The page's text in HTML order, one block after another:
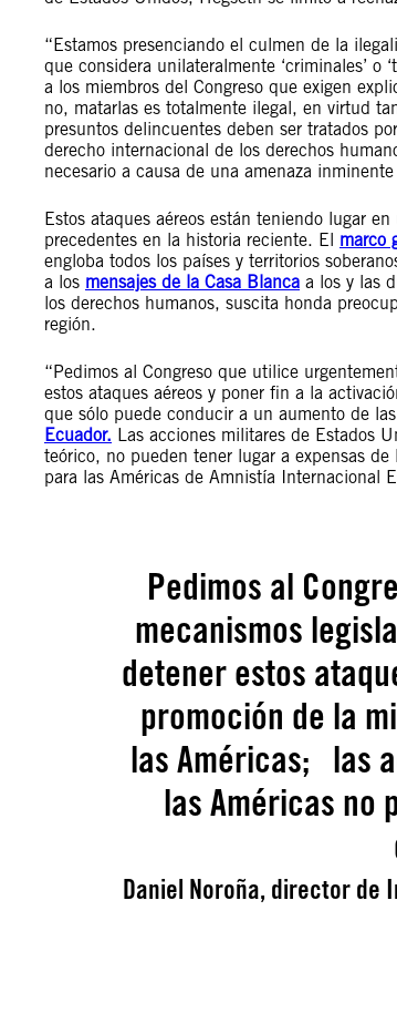
“Estamos presenciando el culmen de la
que considera unilateralmente ‘criminales’ o
a los miembros del Congreso que exigen
no, matarlas es totalmente ilegal, en virtud
presuntos delincuentes deben ser tratados
derecho internacional de los derechos
necesario a causa de una amenaza
Estos ataques aéreos están teniendo lugar
precedentes en la historia reciente. El marco
engloba todos los países y territorios
a los mensajes de la Casa Blanca a los y las
los derechos humanos, suscita honda
región.
“Pedimos al Congreso que utilice
estos ataques aéreos y poner fin a la
que sólo puede conducir a un aumento de
Ecuador. Las acciones militares de Estados
teórico, no pueden tener lugar a expensas
para las Américas de Amnistía Internacional
Pedimos al
mecanismos
detener estos
promoción de la
las Américas; las
las Américas no
Daniel Noroña, director de